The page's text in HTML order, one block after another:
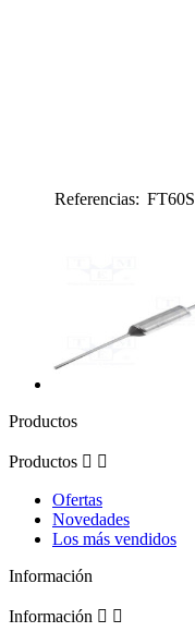
Referencias: FT60S
FT60S
Productos
Productos  
Ofertas
Novedades
Los más vendidos
Información
Información  